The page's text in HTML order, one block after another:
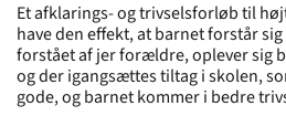
Et afklarings- og trivselsforløb til
have den effekt, at barnet forstår
forstået af jer forældre, oplever sig
og der igangsættes tiltag i skolen,
gode, og barnet kommer i bedre